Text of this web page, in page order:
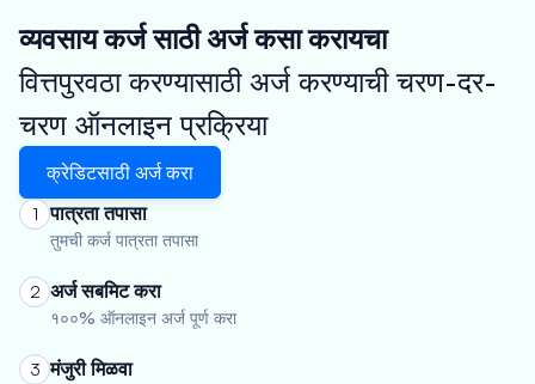
व्यवसाय कर्ज साठी अर्ज कसा करायचा
वित्तपुरवठा करण्यासाठी अर्ज करण्याची चरण-दर-
चरण ऑनलाइन प्रक्रिया
क्रेडिटसाठी अर्ज करा
1 पात्रता तपासा
तुमची कर्ज पात्रता तपासा
2 अर्ज सबमिट करा
१००% ऑनलाइन अर्ज पूर्ण करा
3 मंजुरी मिळवा